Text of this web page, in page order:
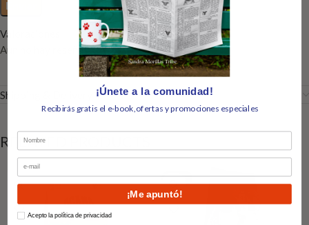
Valoraciones
Aún no hay reseñas
Shipping & Delivery
RELATED PRODUCTS
-49%
¡Únete a la comunidad!
Recibirás gratis el e-book,ofertas y promociones especiales
Nombre
Email
¡Me apuntó!
How would you like to hear from us?
Acepto la política de privacidad